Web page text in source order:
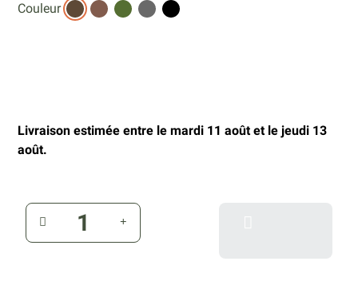
Couleur
Livraison estimée entre le mardi 11 août et le jeudi 13
août.